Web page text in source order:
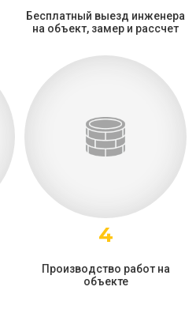
Бесплатный выезд инженера
на объект, замер и рассчет
4
Производство работ на
объекте